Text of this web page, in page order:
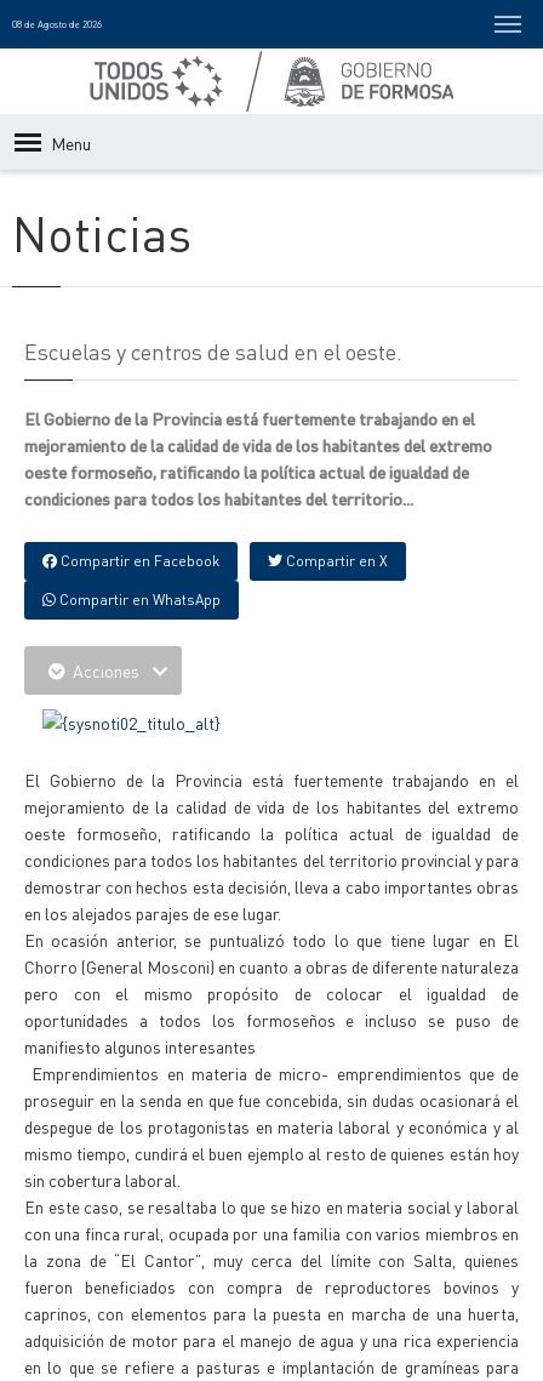
08 de Agosto de 2026
Menu
Noticias
Escuelas y centros de salud en el oeste.
El Gobierno de la Provincia está fuertemente trabajando en el
mejoramiento de la calidad de vida de los habitantes del extremo
oeste formoseño, ratificando la política actual de igualdad de
condiciones para todos los habitantes del territorio...
Compartir en Facebook Compartir en X
Compartir en WhatsApp
Acciones
El Gobierno de la Provincia está fuertemente trabajando en el
mejoramiento de la calidad de vida de los habitantes del extremo
oeste formoseño, ratificando la política actual de igualdad de
condiciones para todos los habitantes del territorio provincial y para
demostrar con hechos esta decisión, lleva a cabo importantes obras
en los alejados parajes de ese lugar.
En ocasión anterior, se puntualizó todo lo que tiene lugar en El
Chorro (General Mosconi) en cuanto a obras de diferente naturaleza
pero con el mismo propósito de colocar el igualdad de
oportunidades a todos los formoseños e incluso se puso de
manifiesto algunos interesantes
Emprendimientos en materia de micro- emprendimientos que de
proseguir en la senda en que fue concebida, sin dudas ocasionará el
despegue de los protagonistas en materia laboral y económica y al
mismo tiempo, cundirá el buen ejemplo al resto de quienes están hoy
sin cobertura laboral.
En este caso, se resaltaba lo que se hizo en materia social y laboral
con una finca rural, ocupada por una familia con varios miembros en
la zona de “El Cantor”, muy cerca del límite con Salta, quienes
fueron beneficiados con compra de reproductores bovinos y
caprinos, con elementos para la puesta en marcha de una huerta,
adquisición de motor para el manejo de agua y una rica experiencia
en lo que se refiere a pasturas e implantación de gramíneas para